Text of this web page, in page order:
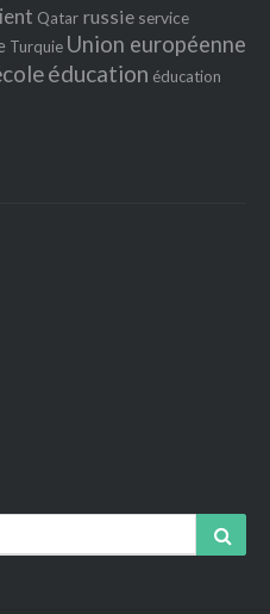
Qatar russie service
Turquie Union européenne
éducation éducation